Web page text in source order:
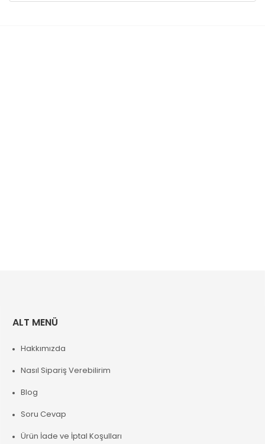
ALT MENÜ
Hakkımızda
Nasıl Sipariş Verebilirim
Blog
Soru Cevap
Ürün İade ve İptal Koşulları